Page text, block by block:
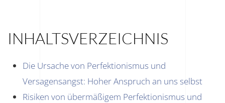
INHALTSVERZEICHNIS
Die Ursache von Perfektionismus und
Versagensangst: Hoher Anspruch an uns selbst
Risiken von übermäßigem Perfektionismus und